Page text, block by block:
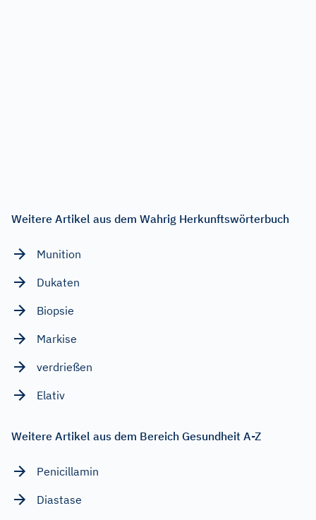
Weitere Artikel aus dem Wahrig Herkunftswörterbuch
Munition
Dukaten
Biopsie
Markise
verdrießen
Elativ
Weitere Artikel aus dem Bereich Gesundheit A-Z
Penicillamin
Diastase